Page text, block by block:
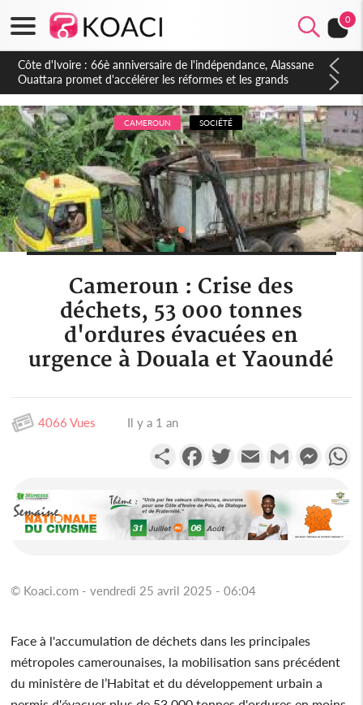
0
Côte d'Ivoire : À Abidjan, Amadou Oury Bah admire le modèle
ivoirien et veut s'en inspirer pour accélérer le développement
de la Guinée
CAMEROUN SOCIÉTÉ
Cameroun : Crise des
déchets, 53 000 tonnes
d'ordures évacuées en
urgence à Douala et Yaoundé
4066 Vues Il y a 1 an
PartagerFacebookTwitterEmail Gmail
© Koaci.com - vendredi 25 avril 2025 - 06:04
Face à l'accumulation de déchets dans les principales
métropoles camerounaises, la mobilisation sans précédent
du ministère de l’Habitat et du développement urbain a